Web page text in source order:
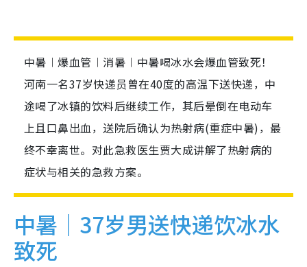
中暑︱爆血管︱消暑︱中暑喝冰水会爆血管致死！
河南一名37岁快递员曾在40度的高温下送快递，中
途喝了冰镇的饮料后继续工作，其后晕倒在电动车
上且口鼻出血，送院后确认为热射病(重症中暑)，最
终不幸离世。对此急救医生贾大成讲解了热射病的
症状与相关的急救方案。
中暑｜37岁男送快递饮冰水
致死